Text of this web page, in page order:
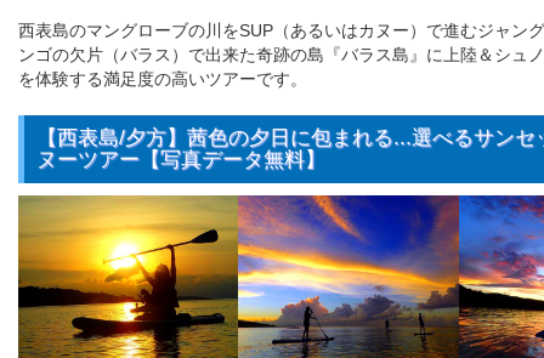
西表島のマングローブの川をSUP（あるいはカヌー）で進むジャン
ンゴの欠片（バラス）で出来た奇跡の島『バラス島』に上陸＆シュ
を体験する満足度の高いツアーです。
【西表島/夕方】茜色の夕日に包まれる...選べるサンセ
ヌーツアー【写真データ無料】